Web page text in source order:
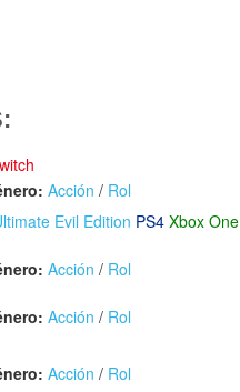
Acción / Rol
Evil Edition PS4 Xbox One
Acción / Rol
Acción / Rol
Acción / Rol